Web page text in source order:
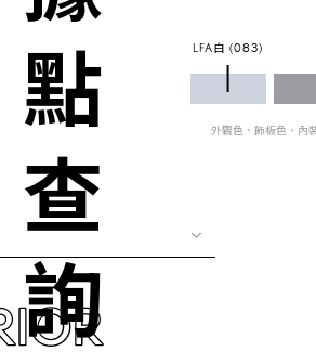
LFA白 (083)
外觀色、飾板色、內
據點查詢